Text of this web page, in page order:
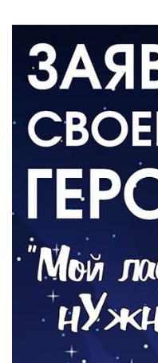
ВЛАСТЬ
«Второй старт»
РАЗЪЯСНЯЕМ
Контракт с новой
05.08.2026